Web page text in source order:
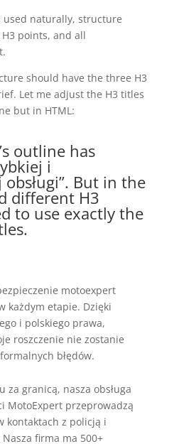
used naturally, structure
points, and all
should have the three H3
Let me adjust the H3 titles
but in HTML:
outline has
i
But in the
different H3
to use exactly the
motoexpert
każdym etapie. Dzięki
i polskiego prawa,
roszczenie nie zostanie
błędów.
za granicą, nasza obsługa
MotoExpert przeprowadzą
kontaktach z policją i
firma ma 500+